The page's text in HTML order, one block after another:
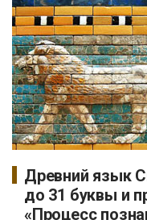
Древний язык
до 31 буквы и
«Процесс